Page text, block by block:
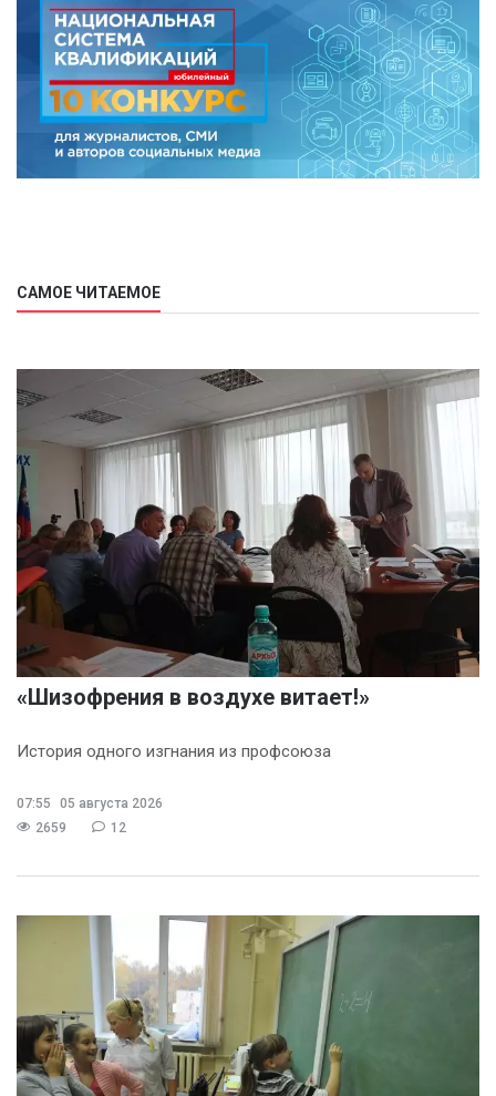
САМОЕ ЧИТАЕМОЕ
«Шизофрения в воздухе витает!»
История одного изгнания из профсоюза
07:55
05 августа 2026
2659
12